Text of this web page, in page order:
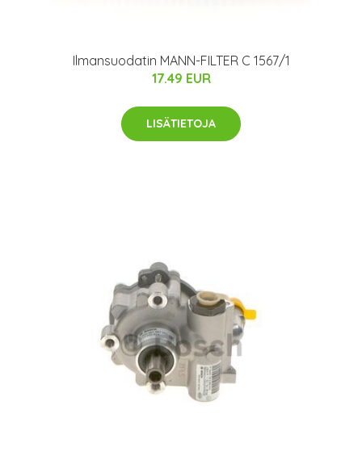
Ilmansuodatin MANN-FILTER C 1567/1
17.49 EUR
LISÄTIETOJA